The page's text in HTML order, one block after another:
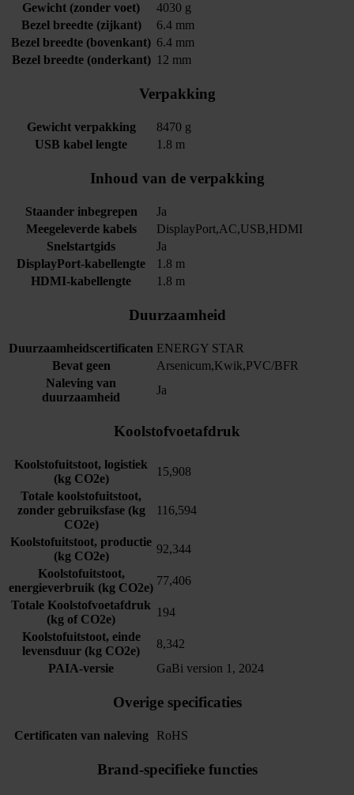
Gewicht (zonder voet)
4030 g
Bezel breedte (zijkant)
6.4 mm
Bezel breedte (bovenkant) 6.4 mm
Bezel breedte (onderkant) 12 mm
Verpakking
Gewicht verpakking
8470 g
USB kabel lengte
1.8 m
Inhoud van de verpakking
Staander inbegrepen
Ja
Meegeleverde kabels
DisplayPort,AC,USB,HDMI
Snelstartgids
Ja
DisplayPort-kabellengte
1.8 m
HDMI-kabellengte
1.8 m
Duurzaamheid
Duurzaamheidscertificaten ENERGY STAR
Bevat geen
Arsenicum,Kwik,PVC/BFR
Naleving van
duurzaamheid
Ja
Koolstofvoetafdruk
Koolstofuitstoot, logistiek
(kg CO2e)
15,908
Totale koolstofuitstoot,
zonder gebruiksfase (kg
CO2e)
116,594
Koolstofuitstoot, productie
(kg CO2e)
92,344
Koolstofuitstoot,
energieverbruik (kg CO2e)
77,406
Totale Koolstofvoetafdruk
(kg of CO2e)
194
Koolstofuitstoot, einde
levensduur (kg CO2e)
8,342
PAIA-versie
GaBi version 1, 2024
Overige specificaties
Certificaten van naleving RoHS
Brand-specifieke functies